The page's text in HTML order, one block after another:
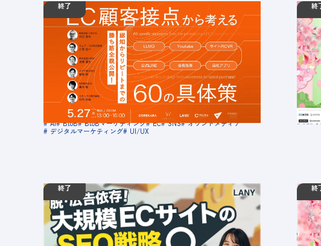
終了
ウェビナー 05.27
【無料ウェビナー】＼バラバラの施策、卒業しま
せんか？／ EC顧客接点から考える60の具体策 ～
認知からリピートまでの勝ち筋全貌公開～
定員数：999名
金額：無料
場所：オンライン
AI BtoB BtoBマーケティング EC SNS
オウンドメディア
デジタルマーケティング
UI/UX
終
ウェビ
【期
題別
定員
金額
場所
AI
終了
ウェビナー 04.08 水 12:30 - 13:00
【無料ウェビナー】脱・広告依存！大規模ECが
「非指名検索」で新規顧客を増やすためのSEO戦
略
終
ウェビ
【カ
説す